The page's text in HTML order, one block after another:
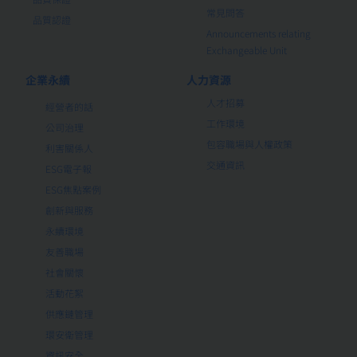
品質認證
常見問答
Announcements relating
Exchangeable Unit
企業永續
經營者的話
公司治理
利害關係人
ESG電子報
ESG焦點案例
創新與服務
永續環境
友善職場
社會關懷
活動花絮
供應鏈管理
環安衛管理
人力資源
人才招募
工作環境
包容職場與人權政策
交通資訊